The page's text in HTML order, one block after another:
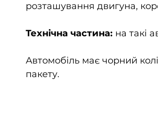
розташування двигуна,
Технічна частина: на такі
Автомобіль має чорний
пакету.